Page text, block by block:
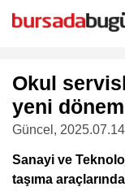
Okul
yeni dönem
Güncel ,
Sanayi ve
taşıma